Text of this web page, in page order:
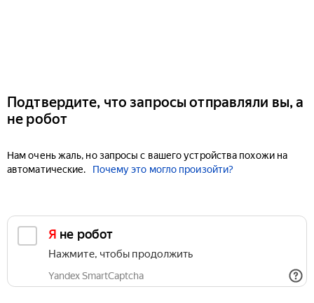
Подтвердите, что запросы отправляли вы, а
не робот
Нам очень жаль, но запросы с вашего устройства похожи на
автоматические.
Почему это могло произойти?
Я не робот
Нажмите, чтобы продолжить
Yandex SmartCaptcha